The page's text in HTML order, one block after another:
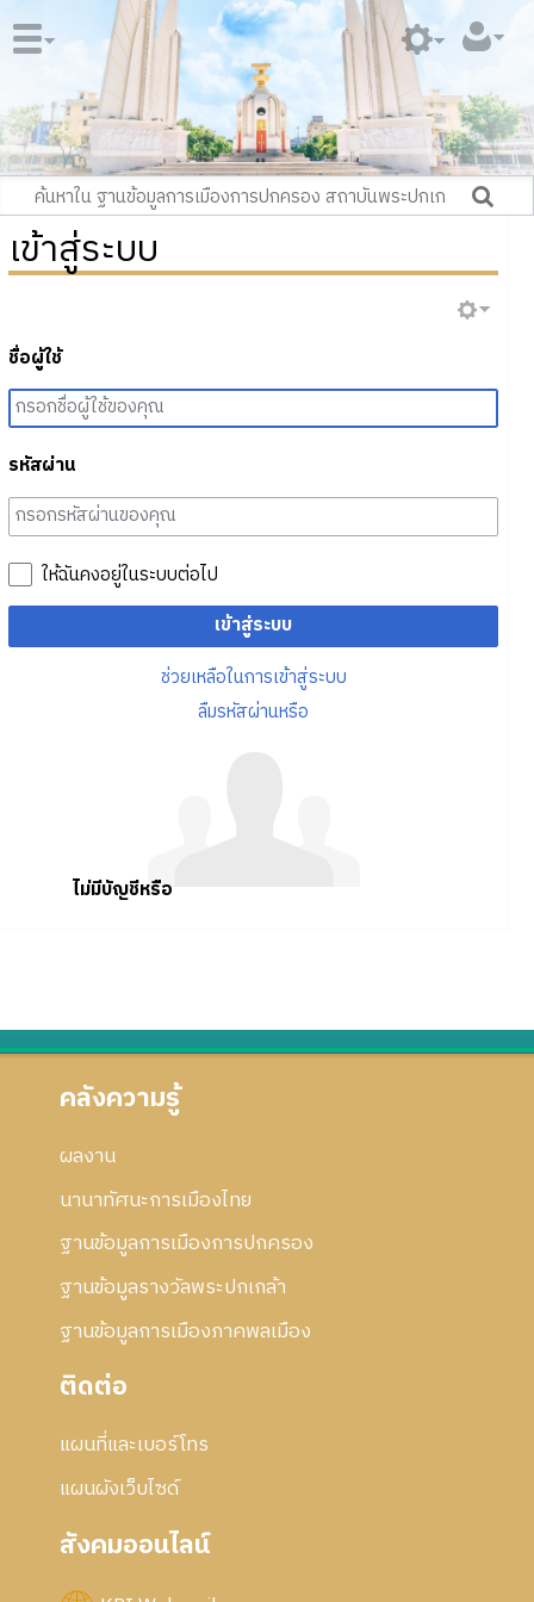
เข้าสู่ระบบ
ชื่อผู้ใช้
รหัสผ่าน
ให้ฉันคงอยู่ในระบบต่อไป
เข้าสู่ระบบ
ช่วยเหลือในการเข้าสู่ระบบ
ลืมรหัสผ่านหรือ
ไม่มีบัญชีหรือ
คลังความรู้
ผลงาน
นานาทัศนะการเมืองไทย
ฐานข้อมูลการเมืองการปกครอง
ฐานข้อมูลรางวัลพระปกเกล้า
ฐานข้อมูลการเมืองภาคพลเมือง
ติดต่อ
แผนที่และเบอร์โทร
แผนผังเว็บไซด์
สังคมออนไลน์